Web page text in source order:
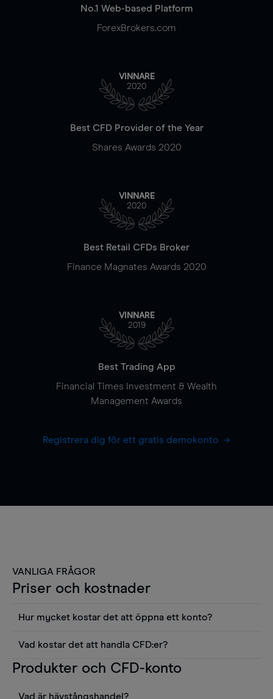
No.1 Web-based Platform
ForexBrokers.com
VINNARE
2020
Best CFD Provider of the Year
Shares Awards 2020
VINNARE
2020
Best Retail CFDs Broker
Finance Magnates Awards 2020
VINNARE
2019
Best Trading App
Financial Times Investment & Wealth
Management Awards
Registrera dig för ett gratis demokonto
VANLIGA FRÅGOR
Priser och kostnader
Hur mycket kostar det att öppna ett konto?
använda sådana verktyg som diagram, Reuters
aktierapporter utan kostnad.
Vad kostar det att handla CFD:er?
Det är en rad kostnader att tänka på när man
innehavskostnader (för positioner som hålls öppna
Produkter och CFD-konto
Vad är hävstångshandel?